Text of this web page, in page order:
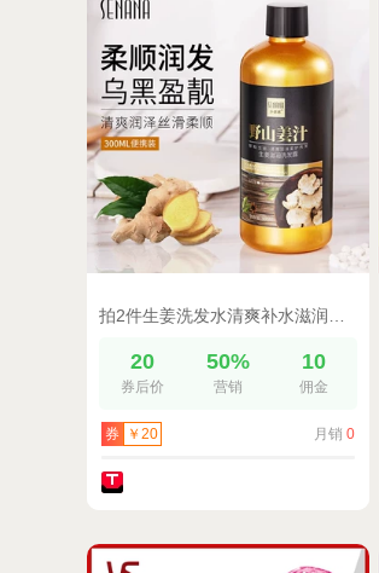
20
券后价
50%
营销
10
佣金
券 ￥20 月销 0